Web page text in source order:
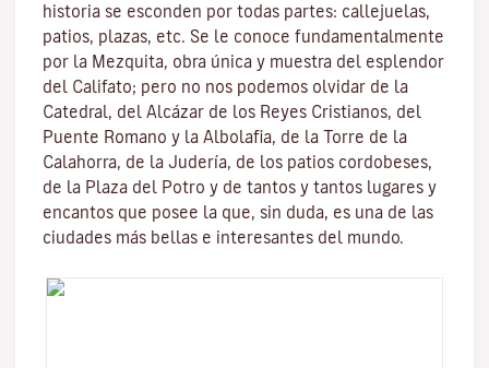
historia se esconden por todas partes: callejuelas,
patios, plazas, etc. Se le conoce fundamentalmente
por la Mezquita, obra única y muestra del esplendor
del Califato; pero no nos podemos olvidar de la
Catedral, del Alcázar de los Reyes Cristianos, del
Puente Romano y la Albolafia, de la Torre de la
Calahorra, de la Juderí­a, de los patios cordobeses,
de la Plaza del Potro y de tantos y tantos lugares y
encantos que posee la que, sin duda, es una de las
ciudades más bellas e interesantes del mundo.